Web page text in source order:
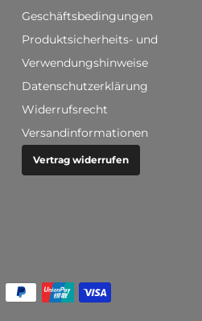
Geschäftsbedingungen
Produktsicherheits- und
Verwendungshinweise
Datenschutzerklärung
Widerrufsrecht
Versandinformationen
Vertrag widerrufen